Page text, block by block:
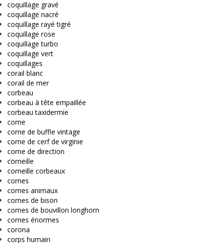
coquillage gravé
coquillage nacré
coquillage rayé tigré
coquillage rose
coquillage turbo
coquillage vert
coquillages
corail blanc
corail de mer
corbeau
corbeau à tête empaillée
corbeau taxidermie
corne
corne de buffle vintage
corne de cerf de virginie
corne de direction
corneille
corneille corbeaux
cornes
cornes animaux
cornes de bison
cornes de bouvillon longhorn
cornes énormes
corona
corps humain